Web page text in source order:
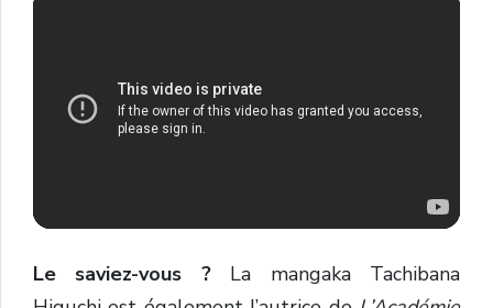
Le saviez-vous ?La mangaka Tachibana